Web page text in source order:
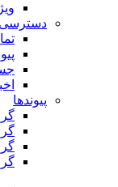
پیوندها